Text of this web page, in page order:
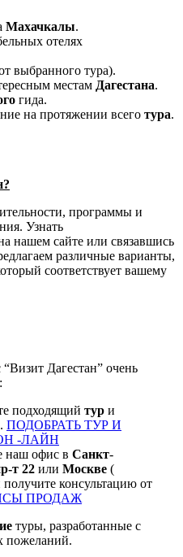
Махачкалы.
отелях
выбранного тура).
местам Дагестана.
гида.
на протяжении всего тура.
программы и
Узнать
нашем сайте или связавшись
различные варианты,
соответствует вашему
“Визит Дагестан” очень
подходящий тур и
ПОДОБРАТЬ ТУР И
-ЛАЙН
наш офис в Санкт-
т 22 или Москве (
консультацию от
ПРОДАЖ
туры, разработанные с
пожеланий.